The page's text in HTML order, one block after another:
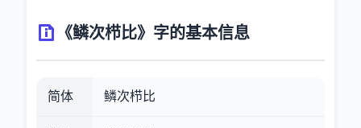
《鳞次栉比》字的基本信息
简体 鳞次栉比